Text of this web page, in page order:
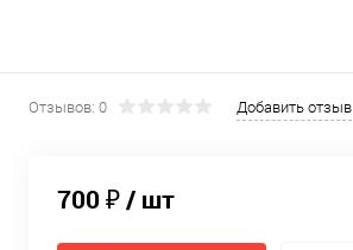
Отзывов: 0 Добавить отзыв
700 ₽/ шт